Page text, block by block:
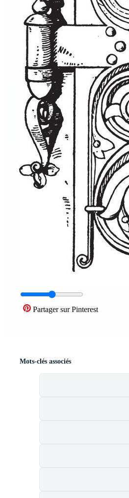
Partager sur Pinterest
Mots-clés associés